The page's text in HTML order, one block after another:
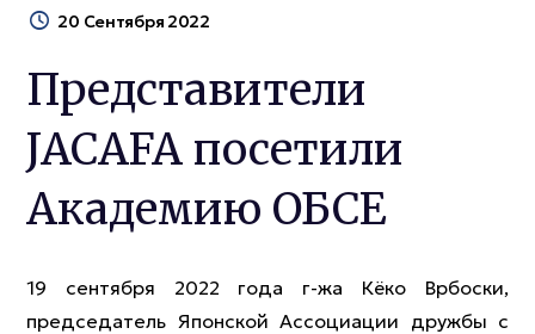
20 Сентября 2022
Представители
JACAFA посетили
Академию ОБСЕ
19 сентября 2022 года г-жа Кёко Врбоски,
председатель Японской Ассоциации дружбы с